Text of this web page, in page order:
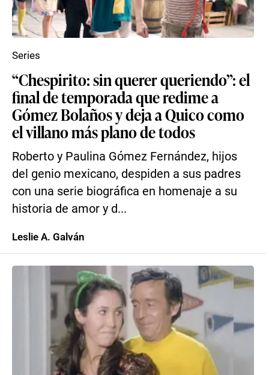
“Chespirito: sin querer queriendo”: el
final de temporada que redime a
Gómez Bolaños y deja a Quico como
el villano más plano de todos
Roberto y Paulina Gómez Fernández, hijos
del genio mexicano, despiden a sus padres
con una serie biográfica en homenaje a su
historia de amor y d...
Series
Leslie A. Galván